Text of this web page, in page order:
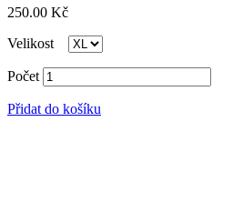
250.00 Kč
Velikost
Počet
Přidat do košíku